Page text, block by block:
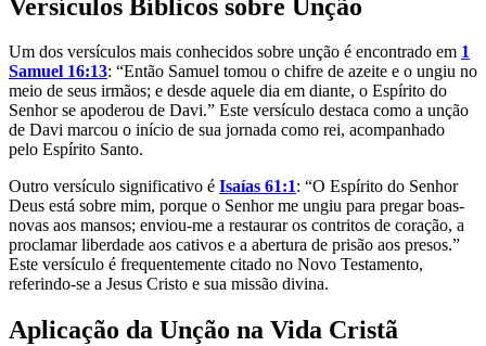
Versículos Bíblicos sobre Unção
Um dos versículos mais conhecidos sobre unção é encontrado em 1
Samuel 16:13: “Então Samuel tomou o chifre de azeite e o ungiu no
meio de seus irmãos; e desde aquele dia em diante, o Espírito do
Senhor se apoderou de Davi.” Este versículo destaca como a unção
de Davi marcou o início de sua jornada como rei, acompanhado
pelo Espírito Santo.
Outro versículo significativo é Isaías 61:1: “O Espírito do Senhor
Deus está sobre mim, porque o Senhor me ungiu para pregar boas-
novas aos mansos; enviou-me a restaurar os contritos de coração, a
proclamar liberdade aos cativos e a abertura de prisão aos presos.”
Este versículo é frequentemente citado no Novo Testamento,
referindo-se a Jesus Cristo e sua missão divina.
Aplicação da Unção na Vida Cristã